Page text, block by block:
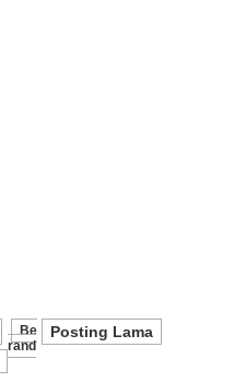
Posting Lama
Be
Rand